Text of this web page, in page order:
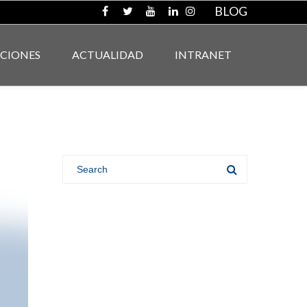
BLOG
ACTUALIDAD INTRANET